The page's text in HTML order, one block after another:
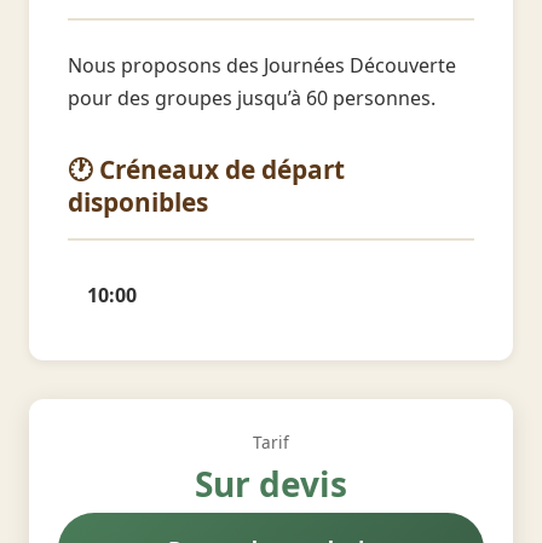
Nous proposons des Journées Découverte
pour des groupes jusqu’à 60 personnes.
🕐 Créneaux de départ
disponibles
10:00
Tarif
Sur devis